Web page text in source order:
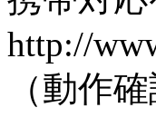
http://
（動作